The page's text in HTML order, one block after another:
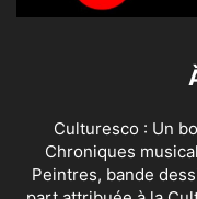
Culturesco : Un
Chroniques
Peintres, bande